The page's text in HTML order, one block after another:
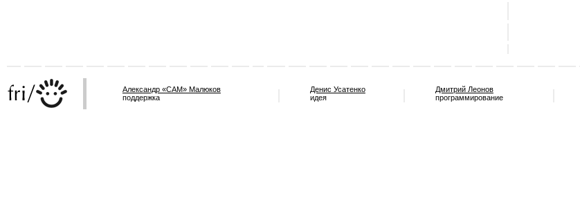
Александр «САМ» Малюков
поддержка
Денис Усатенко
идея
Дмитрий Леонов
программирование